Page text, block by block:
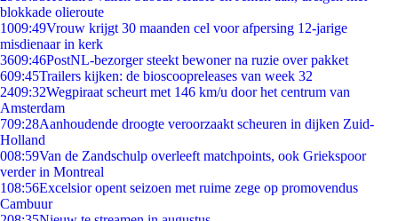
blokkade olieroute
1009:49Vrouw krijgt 30 maanden cel voor afpersing 12-jarige
misdienaar in kerk
3609:46PostNL-bezorger steekt bewoner na ruzie over pakket
609:45Trailers kijken: de bioscoopreleases van week 32
2409:32Wegpiraat scheurt met 146 km/u door het centrum van
Amsterdam
709:28Aanhoudende droogte veroorzaakt scheuren in dijken Zuid-
Holland
008:59Van de Zandschulp overleeft matchpoints, ook Griekspoor
verder in Montreal
108:56Excelsior opent seizoen met ruime zege op promovendus
Cambuur